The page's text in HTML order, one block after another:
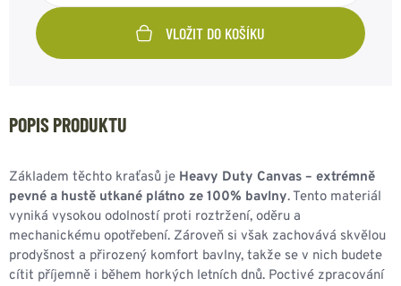
VLOŽIT DO KOŠÍKU
POPIS PRODUKTU
Základem těchto kraťasů je Heavy Duty Canvas – extrémně
pevné a hustě utkané plátno ze 100% bavlny. Tento materiál
vyniká vysokou odolností proti roztržení, oděru a
mechanickému opotřebení. Zároveň si však zachovává skvělou
prodyšnost a přirozený komfort bavlny, takže se v nich budete
cítit příjemně i během horkých letních dnů. Poctivé zpracování